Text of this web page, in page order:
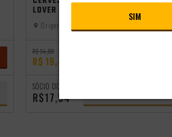
LOVER SESSION IPA 355ML
Origem:
R$ 24,99
R$ 19,49
SÓCIO DO CLUBE
R$17,54
SIM